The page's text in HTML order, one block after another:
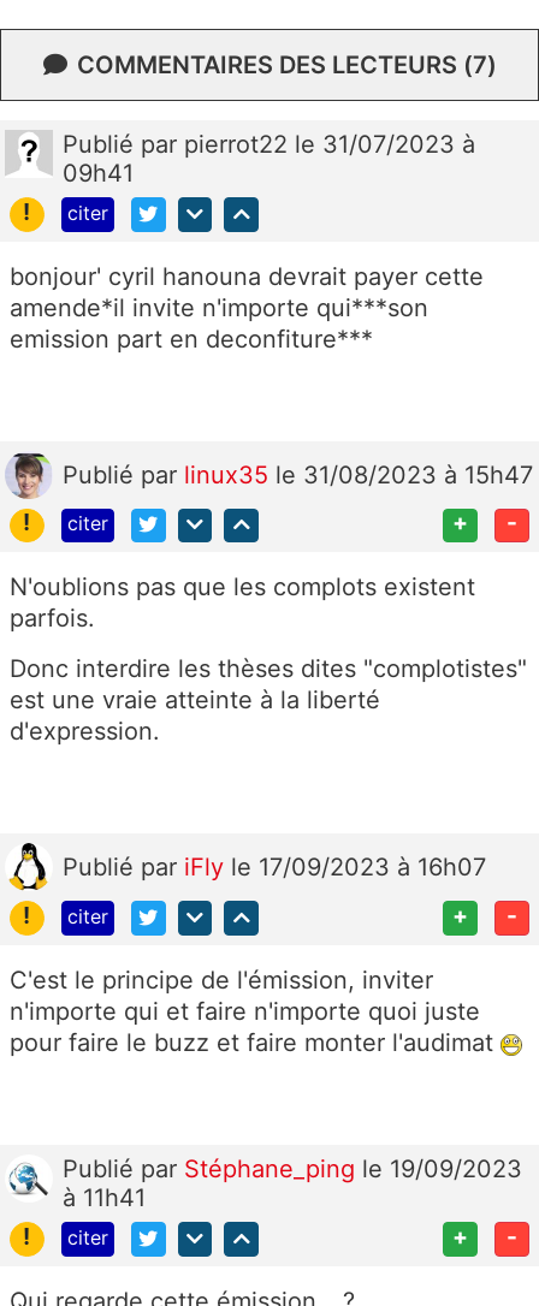
COMMENTAIRES DES LECTEURS (7)
Publié par pierrot22 le 31/07/2023 à
09h41
!
citer
bonjour' cyril hanouna devrait payer cette
amende*il invite n'importe qui***son
emission part en deconfiture***
Publié par linux35 le 31/08/2023 à 15h47
!
citer + -
N'oublions pas que les complots existent
parfois.
Donc interdire les thèses dites "complotistes"
est une vraie atteinte à la liberté
d'expression.
Publié par iFly le 17/09/2023 à 16h07
!
citer + -
C'est le principe de l'émission, inviter
n'importe qui et faire n'importe quoi juste
pour faire le buzz et faire monter l'audimat
Publié par Stéphane_ping le 19/09/2023
à 11h41
!
citer + -